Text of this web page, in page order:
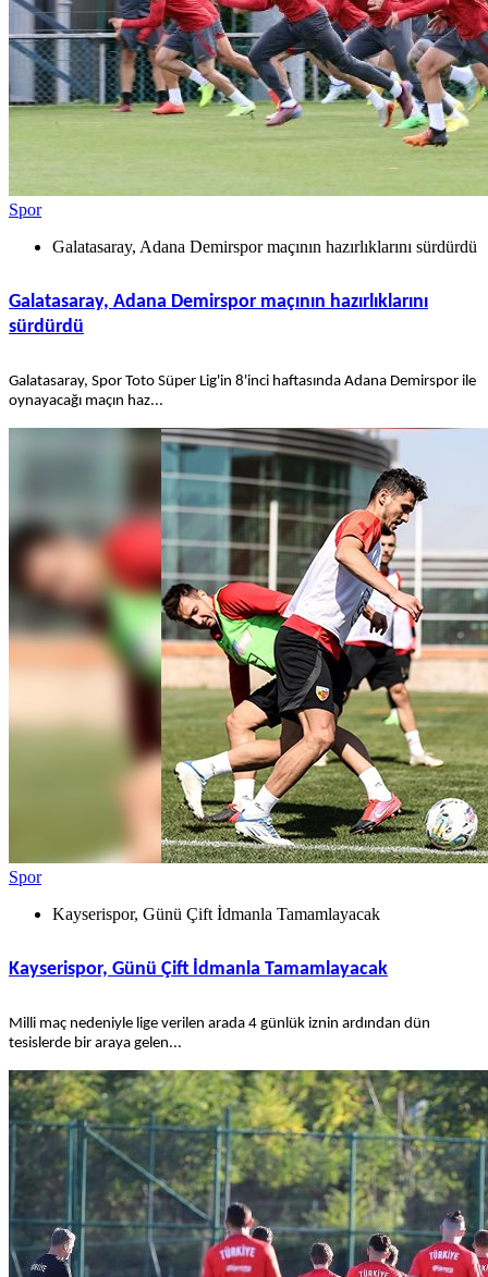
Spor
Galatasaray, Adana Demirspor maçının hazırlıklarını sürdürdü
Galatasaray, Adana Demirspor maçının hazırlıklarını
sürdürdü
Galatasaray, Spor Toto Süper Lig'in 8'inci haftasında Adana Demirspor ile
oynayacağı maçın haz...
Spor
Kayserispor, Günü Çift İdmanla Tamamlayacak
Kayserispor, Günü Çift İdmanla Tamamlayacak
Milli maç nedeniyle lige verilen arada 4 günlük iznin ardından dün
tesislerde bir araya gelen...